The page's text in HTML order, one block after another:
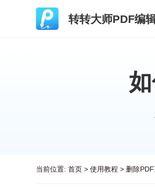
转转大师PDF编
当前位置: 首页 > 使用教程 > 删除